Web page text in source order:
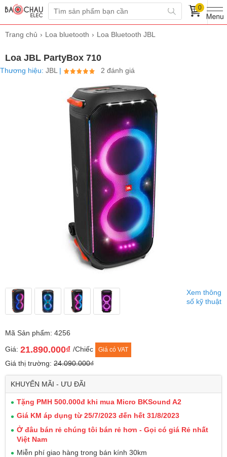
0
Trang chủ Loa bluetooth Loa Bluetooth JBL
Loa JBL PartyBox 710
Thương hiệu: JBL | 2 đánh giá
Xem thông
số kỹ thuật
Mã Sản phẩm: 4256
Giá: 21.890.000₫ /Chiếc Giá có VAT
Giá thị trường: 24.090.000₫
KHUYẾN MÃI - ƯU ĐÃI
Tặng PMH 500.000đ khi mua Micro BKSound A2
Giá KM áp dụng từ 25/7/2023 đến hết 31/8/2023
Ở đâu bán rẻ chúng tôi bán rẻ hơn - Gọi có giá Rẻ nhất
Việt Nam
Miễn phí giao hàng trong bán kính 30km